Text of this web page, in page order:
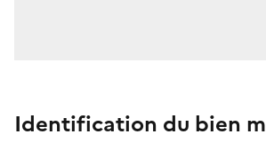
Identification du bien